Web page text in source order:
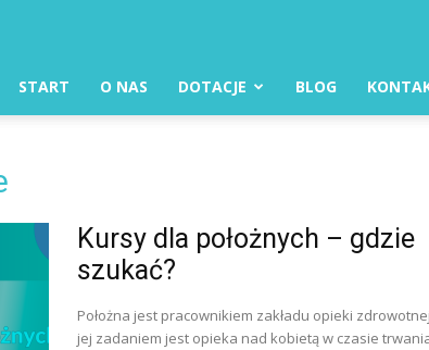
START O NAS DOTACJE BLOG
Kursy dla położnych – gdzie
szukać?
Położna jest pracownikiem zakładu opieki
jej zadaniem jest opieka nad kobietą w czasie